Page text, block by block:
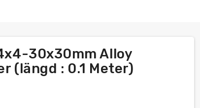
30x30mm Alloy
(längd : 0.1 Meter)